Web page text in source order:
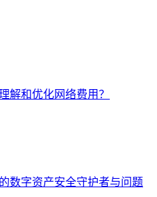
解和优化网络费用？
数字资产安全守护者与问题